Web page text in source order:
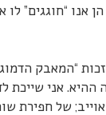
אנו “חוגגים”
“המאבק
זוכרים את שנת 1967 ואת
של חפירת